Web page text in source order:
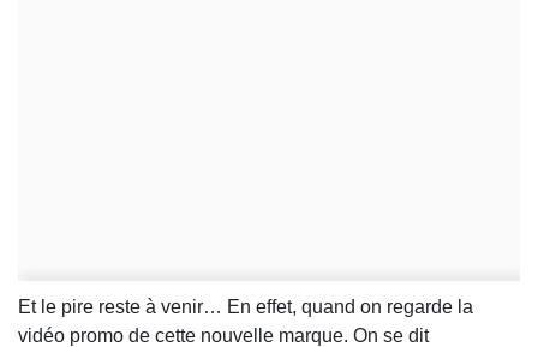
Et le pire reste à venir… En effet, quand on regarde la
vidéo promo de cette nouvelle marque. On se dit